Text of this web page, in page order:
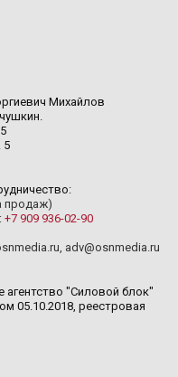
Михайлов
5
продаж)
+7 909 936-02-90
, adv@osnmedia.ru
"Силовой блок"
05.10.2018, реестровая